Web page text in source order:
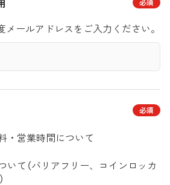
ールアドレスをご入力ください。
・営業時間について
いて（バリアフリー、コインロッカ